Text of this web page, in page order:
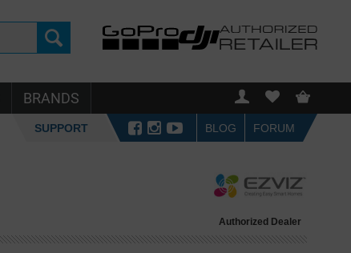
BRANDS
SUPPORT BLOG FORUM
Authorized Dealer